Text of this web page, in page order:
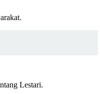
Lestari.